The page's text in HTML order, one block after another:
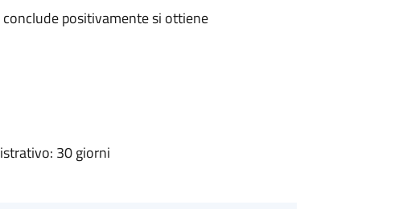
positivamente si ottiene
30 giorni